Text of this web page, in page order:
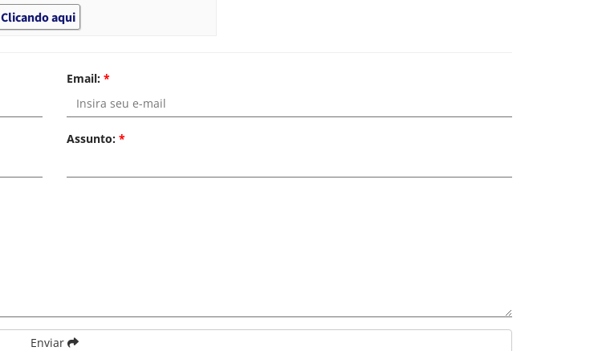
Clicando aqui
Email: *
Assunto: *
Enviar